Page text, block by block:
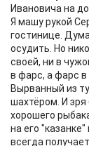
Ивановича на
Я машу рукой
гостинице.
осудить. Но
своей, ни в
в фарс, а фарс в
Вырванный из
шахтёром. И зря
хорошего
на его
всегда